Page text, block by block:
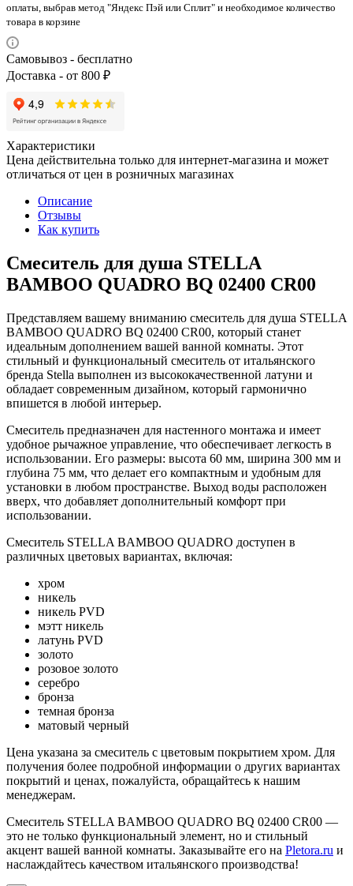
оплаты, выбрав метод "Яндекс Пэй или Сплит" и необходимое количество
товара в корзине
Самовывоз - бесплатно
Доставка - от 800 ₽
Характеристики
Цена действительна только для интернет-магазина и может
отличаться от цен в розничных магазинах
Описание
Отзывы
Как купить
Смеситель для душа STELLA
BAMBOO QUADRO BQ 02400 CR00
Представляем вашему вниманию смеситель для душа STELLA
BAMBOO QUADRO BQ 02400 CR00, который станет
идеальным дополнением вашей ванной комнаты. Этот
стильный и функциональный смеситель от итальянского
бренда Stella выполнен из высококачественной латуни и
обладает современным дизайном, который гармонично
впишется в любой интерьер.
Смеситель предназначен для настенного монтажа и имеет
удобное рычажное управление, что обеспечивает легкость в
использовании. Его размеры: высота 60 мм, ширина 300 мм и
глубина 75 мм, что делает его компактным и удобным для
установки в любом пространстве. Выход воды расположен
вверх, что добавляет дополнительный комфорт при
использовании.
Смеситель STELLA BAMBOO QUADRO доступен в
различных цветовых вариантах, включая:
хром
никель
никель PVD
мэтт никель
латунь PVD
золото
розовое золото
серебро
бронза
темная бронза
матовый черный
Цена указана за смеситель с цветовым покрытием хром. Для
получения более подробной информации о других вариантах
покрытий и ценах, пожалуйста, обращайтесь к нашим
менеджерам.
Смеситель STELLA BAMBOO QUADRO BQ 02400 CR00 —
это не только функциональный элемент, но и стильный
акцент вашей ванной комнаты. Заказывайте его на Pletora.ru и
наслаждайтесь качеством итальянского производства!